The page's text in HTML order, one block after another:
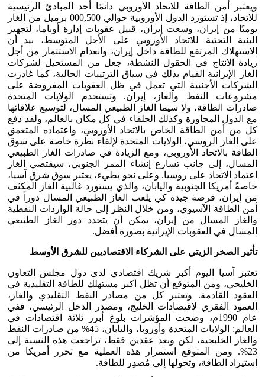
ويعتبر أمن الطاقة للاتحاد الأوروبي دائمًا أحد المبادئ الرئيسية
للاتحاد، إذ تستورد الدول الأوروبية حوالي 000,500 برميل من الغاز
يوميًا من إيران، وسعت إيران، قبيل عقوبات إدارة أوباما، لتجهيز
البنية التحتية للاتحاد الأوروبي على الأجل المتوسط، بيد أن
الاستهلاك المرتفع للطاقة داخل إيران، وانعدام الاستثمار من أجل
زيادة الانتاج في الحقول النشطة، جعل من المستحيل لشركات
الغاز الإيرانية القيام بذلك في سياق الترتيبات الحالية، كما غادرت
الشركات الأجنبية التي تعمل في ظل العقوبات المفروضة على
مشروعات النفط والغاز، إيران. وتستخدم الولايات المتحدة
صادرات الطاقة، ولا سيما الغاز الطبيعي المسال، لتوسيع علاقاتها
مع الدول المجاورة وكذلك الحلفاء في كل مكان بالعالم، ولقد دفع
كل من أمن الطاقة الخاص بالاتحاد الأوروبي، واعتماده المتعمق
على الغاز الروسي، الولايات المتحدة لإلقاء نظرة خاصة على سوق
الطاقة بالاتحاد الأوروبي، ومع الزيادة في صادرات الغاز الطبيعي
المسال، إلى جانب تسارع إنشاء الممر الجنوبي، سيقتضي الغاز
اعتماد الاتحاد على روسيا. وعلى نحو بطيء، يعتبر سوق شرق آسيا،
خاصةً أمريكا الجنوبية واليابان، والذي يستورد غالبية الغاز المكثف
من إيران، فرصة جيدة كي يلعب الغاز الطبيعي المسال دوراً في
أمن الطاقة الآسيوي، ومن خلال النظر إلى حالة الواردات النفطية
والغاز المسال من إيران، يمكن أن يتحدد دور الغاز الطبيعي
المسال في العقوبات الإيرانية بصورة أفضل.
تأثير الصخر الزيتي على الشركاء الاقتصاديين للشرق الأوسط
تعتبر آسيا اليوم أكبر شريك اقتصادي لدى دول مجلس التعاون
الخليجي، ومن المتوقع أن تظل أكبر مستهلك للطاقة التقليدية في
العقود القادمة. وتعتبر كل من مصادر النفط التقليدي والغاز،
العمود الفقري لاقتصادات الخليج، ومصدر الدخل الرئيسي، ففي
عام 1990م، وضحت المؤشرات بلوغ أبرز ثلاثة اقتصادات في
العالم: الولايات المتحدة وأوروبا، واليابان، 45% من صادرات النفط
والغاز الخليجية، لكن وبعد عقدين فقط، تراجعت هذه النسبة إلى
23%. ومن المتوقع استمرار هذه العملية مع تحرر أمريكا من
استيراد الطاقة، وتحولها إلى مُصدِر للطاقة.